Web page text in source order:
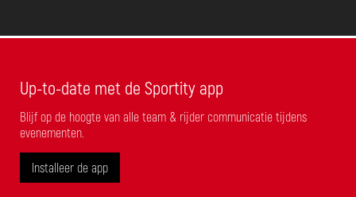
Up-to-date met de Sportity app
Blijf op de hoogte van alle team & rijder communicatie tijdens
evenementen.
Installeer de app